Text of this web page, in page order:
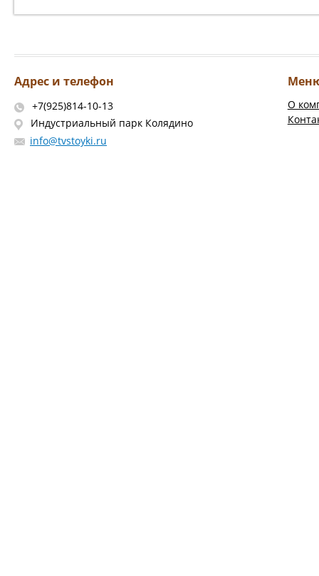
Адрес и телефон
+7(925)814-10-13
Индустриальный парк Колядино
info@tvstoyki.ru
О